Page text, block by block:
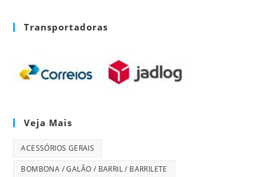
Transportadoras
Veja Mais
ACESSÓRIOS GERAIS
BOMBONA / GALÃO / BARRIL / BARRILETE